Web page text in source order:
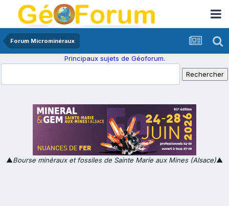
Forum Microminéraux
Principaux sujets de Géoforum.
▲Bourse minéraux et fossiles de Sainte Marie aux Mines (Alsace)▲